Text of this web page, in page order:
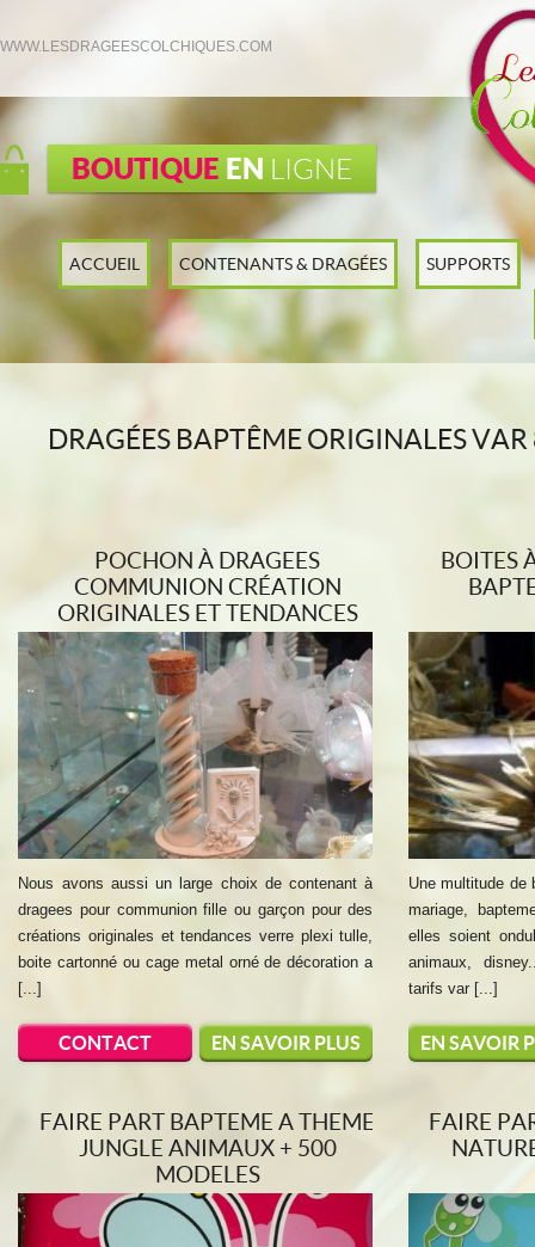
WWW.LESDRAGEESCOLCHIQUES.COM
BOUTIQUE EN LIGNE
ACCUEIL CONTENANTS & DRAGÉES SUPPORTS
DRAGÉES BAPTÊME ORIGINALES VAR
POCHON À DRAGEES
COMMUNION CRÉATION
ORIGINALES ET TENDANCES
Nous avons aussi un large choix de contenant à
dragees pour communion fille ou garçon pour des
créations originales et tendances verre plexi tulle,
boite cartonné ou cage metal orné de décoration a
[...]
CONTACT EN SAVOIR PLUS
BOITES
Une multitude de
mariage,
elles soient
animaux,
tarifs var [...]
EN SAVOIR
FAIRE PART BAPTEME A THEME
JUNGLE ANIMAUX + 500
MODELES
FAIRE